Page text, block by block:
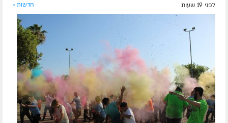
לפני 19 שעות חדשות »